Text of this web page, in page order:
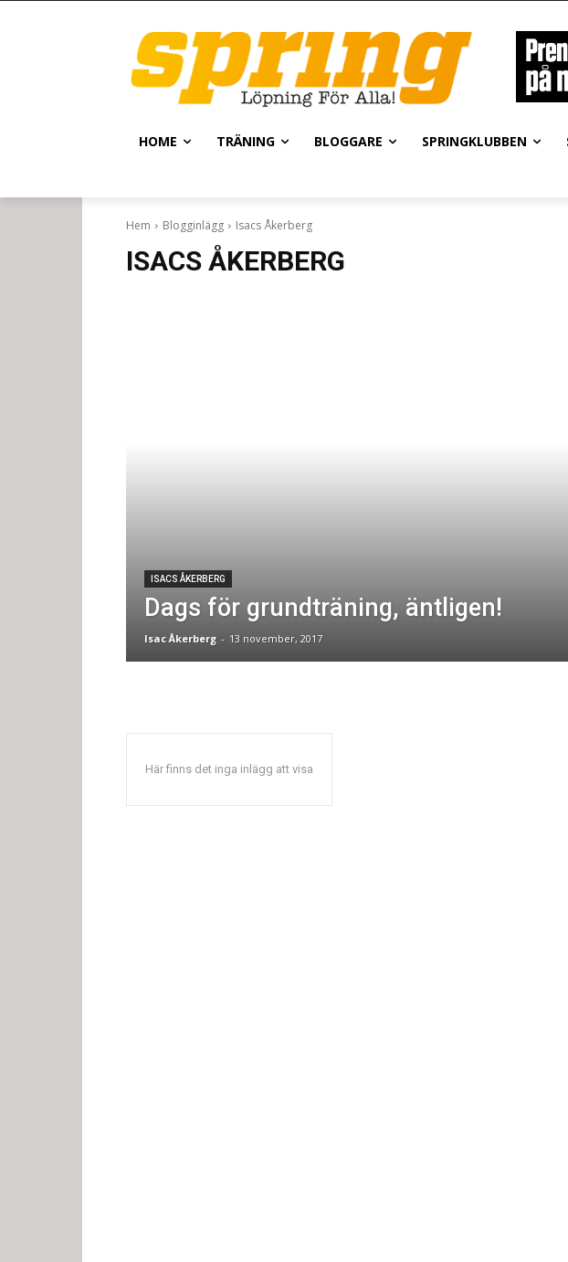
HOME TRÄNING BLOGGARE SPRINGKLUBBEN
Hem Blogginlägg Isacs Åkerberg
ISACS ÅKERBERG
ISACS ÅKERBERG
Dags för grundträning, äntligen!
Isac Åkerberg - 13 november, 2017
Här finns det inga inlägg att visa